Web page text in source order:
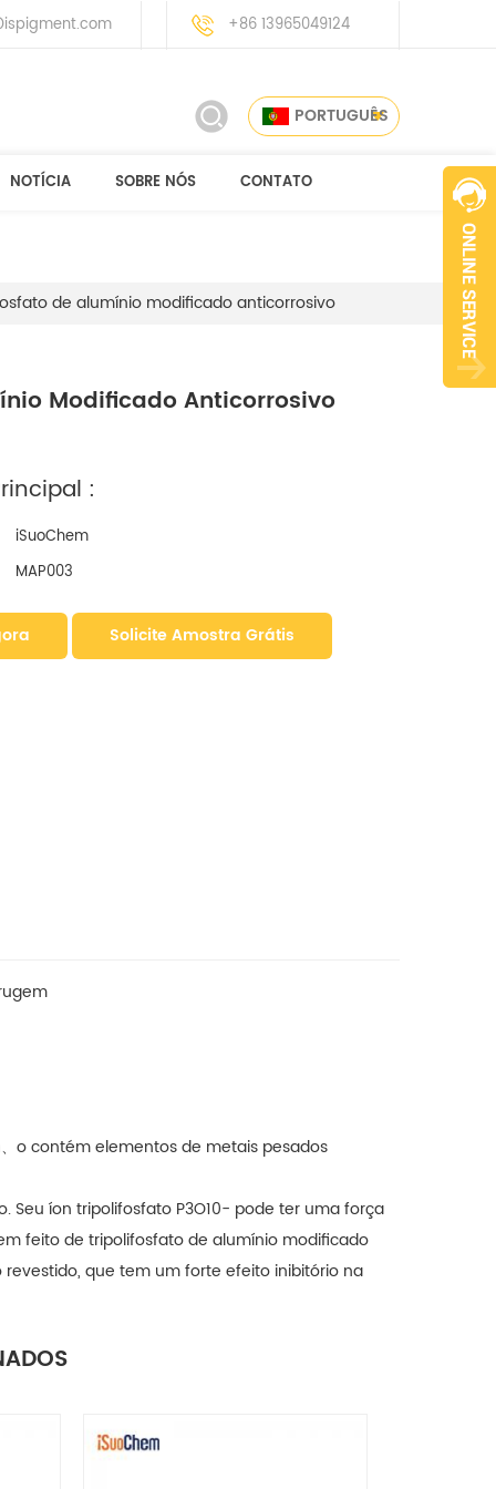
+86 13965049124
PORTUGUÊS
NOTÍCIA SOBRE NÓS CONTATO
de alumínio modificado anticorrosivo
Modificado Anticorrosivo
:
iSuoChem
MAP003
Solicite Amostra Grátis
o contém elementos de metais pesados
. Seu íon tripolifosfato P3O10- pode ter uma força
feito de tripolifosfato de alumínio modificado
que tem um forte efeito inibitório na